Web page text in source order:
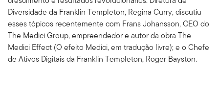
Diversidade da Franklin Templeton, Regina Curry, discutiu
esses tópicos recentemente com Frans Johansson, CEO do
The Medici Group, empreendedor e autor da obra The
Medici Effect (O efeito Medici, em tradução livre); e o Chefe
de Ativos Digitais da Franklin Templeton, Roger Bayston.